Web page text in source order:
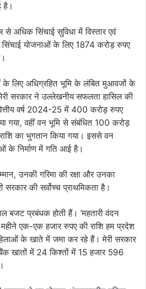
है।
अधिक सिंचाई सुविधा में विस्तार एवं
सिंचाई योजनाओं के लिए 1874 करोड़ रुपए
लिए अधिग्रहित भूमि के लंबित मुआवजों के
सरकार ने उल्लेखनीय सफलता हासिल की
वर्ष 2024-25 में 400 करोड़ रुपए
गया, वहीं वन भूमि से संबंधित 100 करोड़
का भुगतान किया गया। इससे वन
के निर्माण में गति आई है।
उनकी गरिमा की रक्षा और उनका
की सर्वोच्च प्राथमिकता है।
प्रबंधक होती हैं। ‘महतारी वंदन
एक-एक हजार रुपए की राशि हम प्रदेश
के खाते में जमा कर रहे हैं। मेरी सरकार
खातों में 24 किश्तों में 15 हजार 596